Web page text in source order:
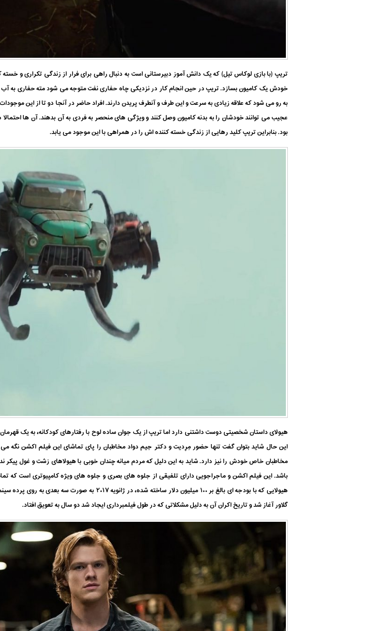
تریپ (با بازی لوکاس تیل) که یک دانش آموز دبیرستانی است به دنبال راهی برای فرار از زندگی تکراری و
خودش یک کامیون بسازد. تریپ در حین انجام کار در نزدیکی چاه حفاری نفت متوجه می شود مته حفاری به
به رو می شود که علاقه زیادی به سرعت و این طرف و آنطرف پریدن دارند. افراد حاضر در آنجا دو تا از این
عجیب می توانند خودشان را به بدنه کامیون وصل کنند و ویژگی های منحصر به فردی به آن بدهند. آن ها
بود. بنابراین تریپ کلید رهایی از زندگی خسته کننده اش را در همراهی با این موجود می یابد.
هیولای داستان شخصیتی دوست داشتنی دارد اما تریپ از یک جوان ساده لوح با رفتارهای کودکانه، به یک
این حال شاید بتوان گفت تنها حضور مِرِدیت و دکتر جیم دواد مخاطبان را پای تماشای این فیلم اکشن نگه
مخاطبان خاص خودش را نیز دارد. شاید به این دلیل که مردم میانه چندان خوبی با هیولاهای زشت و غول
باشد. این فیلم اکشن و ماجراجویی دارای تلفیقی از جلوه های بصری و جلوه های ویژه کامپیوتری است که
هیولایی که با بودجه ای بالغ بر ۱۰۰ میلیون دلار ساخته شده ،
گلاور آغاز شد و تاریخ اکران آن به دلیل مشکلاتی که در طول فیلمبرداری ایجاد شد دو سال به تعویق افتاد.